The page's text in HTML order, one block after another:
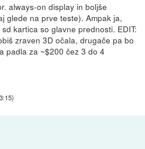
always-on display in boljše
glede na prve teste). Ampak ja,
kartica so glavne prednosti. EDIT:
zraven 3D očala, drugače pa bo
padla za ~$200 čez 3 do 4
)